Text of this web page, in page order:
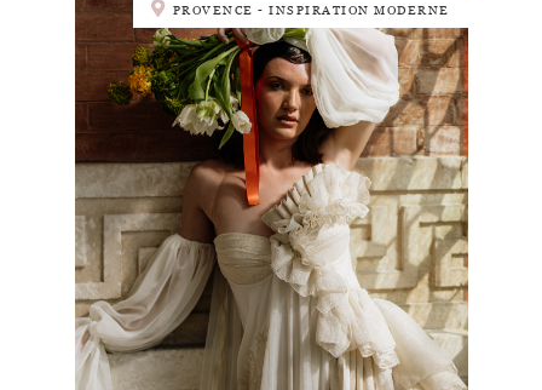
PROVENCE - INSPIRATION MODERNE